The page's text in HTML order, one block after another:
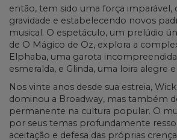
então, tem sido uma força imparável,
gravidade e estabelecendo novos
musical. O espetáculo, um prelúdio
de O Mágico de Oz, explora a
Elphaba, uma garota
esmeralda, e Glinda, uma loira alegre
Nos vinte anos desde sua estreia,
dominou a Broadway, mas também
permanente na cultura popular. O
por seus temas profundamente
aceitação e defesa das próprias